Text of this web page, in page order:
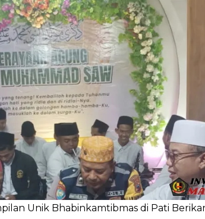
Unik Bhabinkamtibmas di Pati